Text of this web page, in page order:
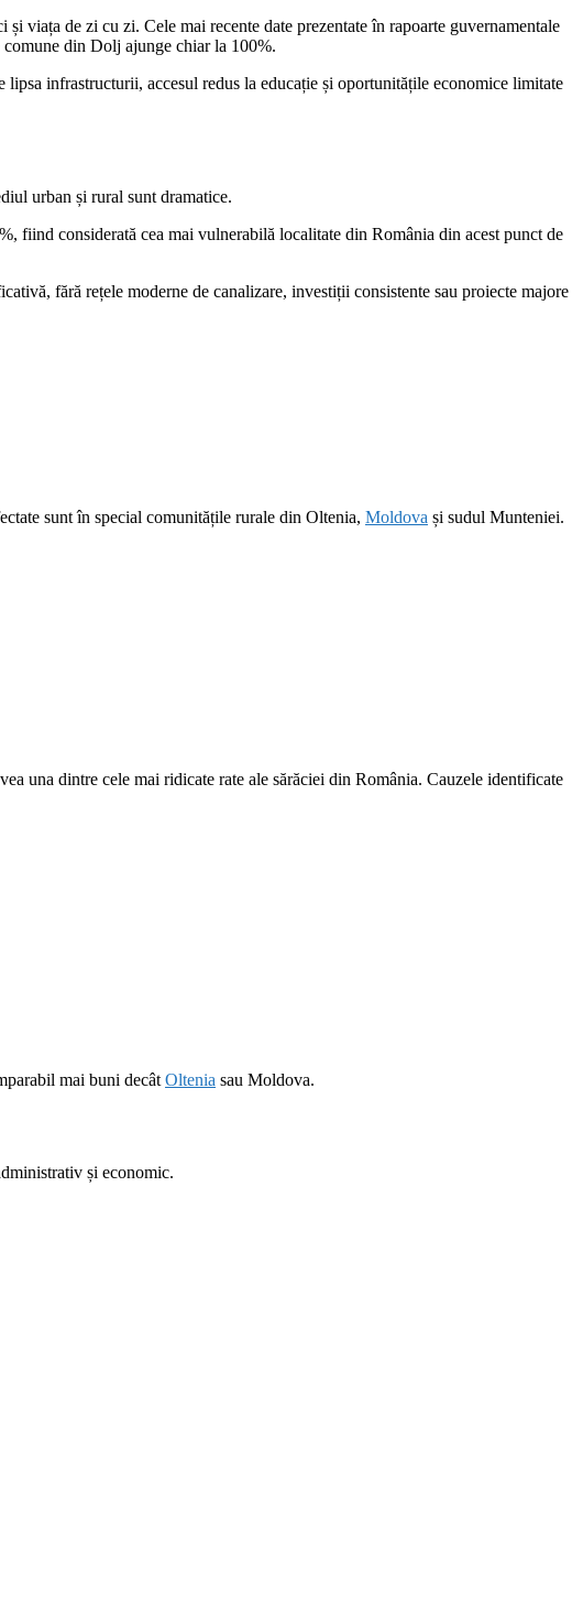
viața de zi cu zi. Cele mai recente date prezentate în rapoarte guvernamentale
din Dolj ajunge chiar la 100%.
infrastructurii, accesul redus la educație și oportunitățile economice limitate
urban și rural sunt dramatice.
fiind considerată cea mai vulnerabilă localitate din România din acest punct de
fără rețele moderne de canalizare, investiții consistente sau proiecte majore
sunt în special comunitățile rurale din Oltenia, Moldova și sudul Munteniei.
una dintre cele mai ridicate rate ale sărăciei din România. Cauzele identificate
mai buni decât Oltenia sau Moldova.
și economic.